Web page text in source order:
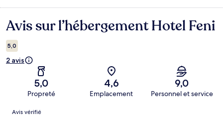
Avis
Avis sur l’hébergement Hotel Feni
5,0
2 avis
5,0
Propreté
4,6
Emplacement
9,0
Personnel et service
Avis
Avis vérifié